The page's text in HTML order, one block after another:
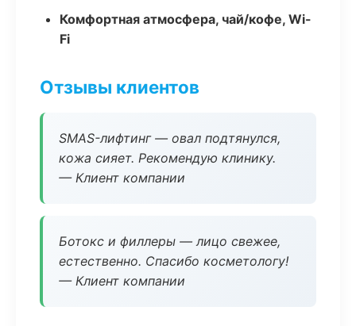
Комфортная атмосфера, чай/кофе, Wi-
Fi
Отзывы клиентов
SMAS-лифтинг — овал подтянулся,
кожа сияет. Рекомендую клинику.
— Клиент компании
Ботокс и филлеры — лицо свежее,
естественно. Спасибо косметологу!
— Клиент компании